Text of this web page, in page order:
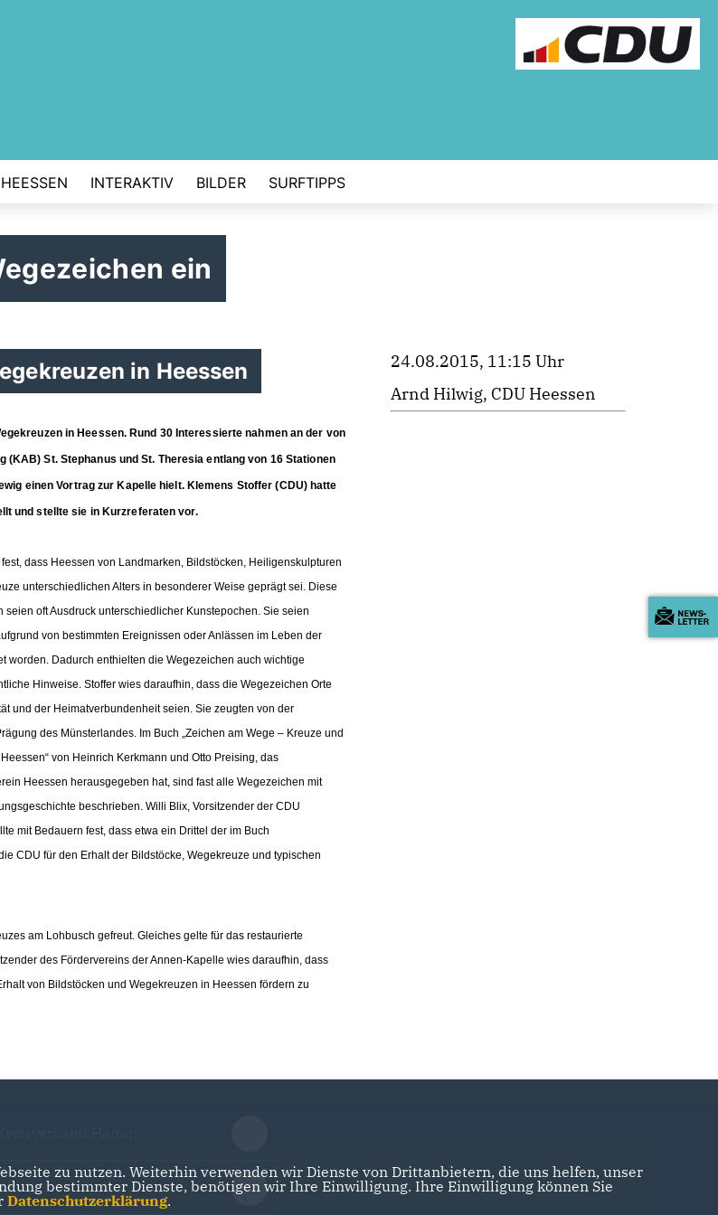
INTERAKTIV BILDER SURFTIPPS
ein
in Heessen
in Heessen. Rund 30 Interessierte nahmen an der von
St. Stephanus und St. Theresia entlang von 16 Stationen
einen Vortrag zur Kapelle hielt. Klemens Stoffer (CDU) hatte
und stellte sie in Kurzreferaten vor.
dass Heessen von Landmarken, Bildstöcken, Heiligenskulpturen
unterschiedlichen Alters in besonderer Weise geprägt sei. Diese
seien oft Ausdruck unterschiedlicher Kunstepochen. Sie seien
von bestimmten Ereignissen oder Anlässen im Leben der
worden. Dadurch enthielten die Wegezeichen auch wichtige
Hinweise. Stoffer wies daraufhin, dass die Wegezeichen Orte
und der Heimatverbundenheit seien. Sie zeugten von der
des Münsterlandes. Im Buch „Zeichen am Wege – Kreuze und
von Heinrich Kerkmann und Otto Preising, das
Heessen herausgegeben hat, sind fast alle Wegezeichen mit
beschrieben. Willi Blix, Vorsitzender der CDU
mit Bedauern fest, dass etwa ein Drittel der im Buch
CDU für den Erhalt der Bildstöcke, Wegekreuze und typischen
am Lohbusch gefreut. Gleiches gelte für das restaurierte
des Fördervereins der Annen-Kapelle wies daraufhin, dass
von Bildstöcken und Wegekreuzen in Heessen fördern zu
24.08.2015, 11:15 Uhr
Arnd Hilwig, CDU Heessen
zu nutzen. Weiterhin verwenden wir Dienste von Drittanbietern, die uns helfen, unser
bestimmter Dienste, benötigen wir Ihre Einwilligung. Ihre Einwilligung können Sie
Datenschutzerklärung.